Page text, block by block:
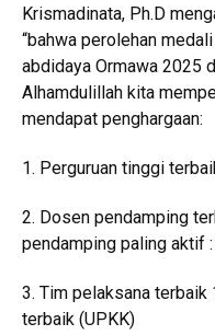
Krismadinata, Ph.D
“bahwa perolehan
abdidaya Ormawa 2025
Alhamdulillah kita
mendapat penghargaan:
1. Perguruan tinggi
2. Dosen pendamping
pendamping paling aktif
3. Tim pelaksana terbaik
terbaik (UPKK)